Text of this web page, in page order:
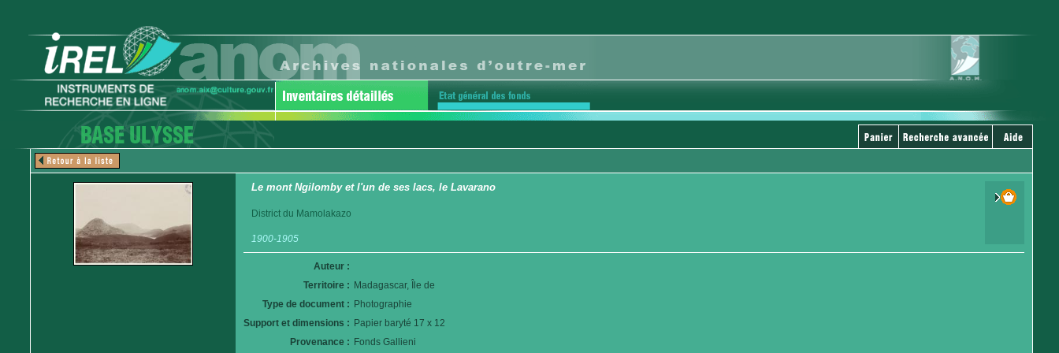
Le mont Ngilomby et l'un de ses lacs, le Lavarano
District du Mamolakazo
1900-1905
Auteur :
Territoire : Madagascar, Île de
Type de document : Photographie
Support et dimensions : Papier baryté 17 x 12
Provenance : Fonds Gallieni